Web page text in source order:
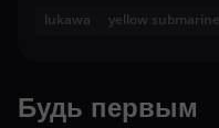
lukawa yellow submarine
Будь первым